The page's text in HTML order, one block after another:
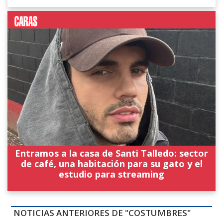
Entramos a la casa de Santi Talledo: sector
de café, una habitación para su gato y el
estudio para streaming
NOTICIAS ANTERIORES DE "COSTUMBRES"